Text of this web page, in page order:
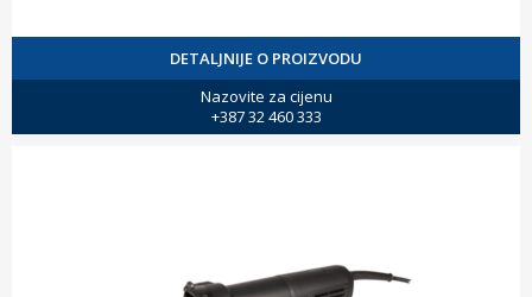
DETALJNIJE O PROIZVODU
Nazovite za cijenu
+387 32 460 333